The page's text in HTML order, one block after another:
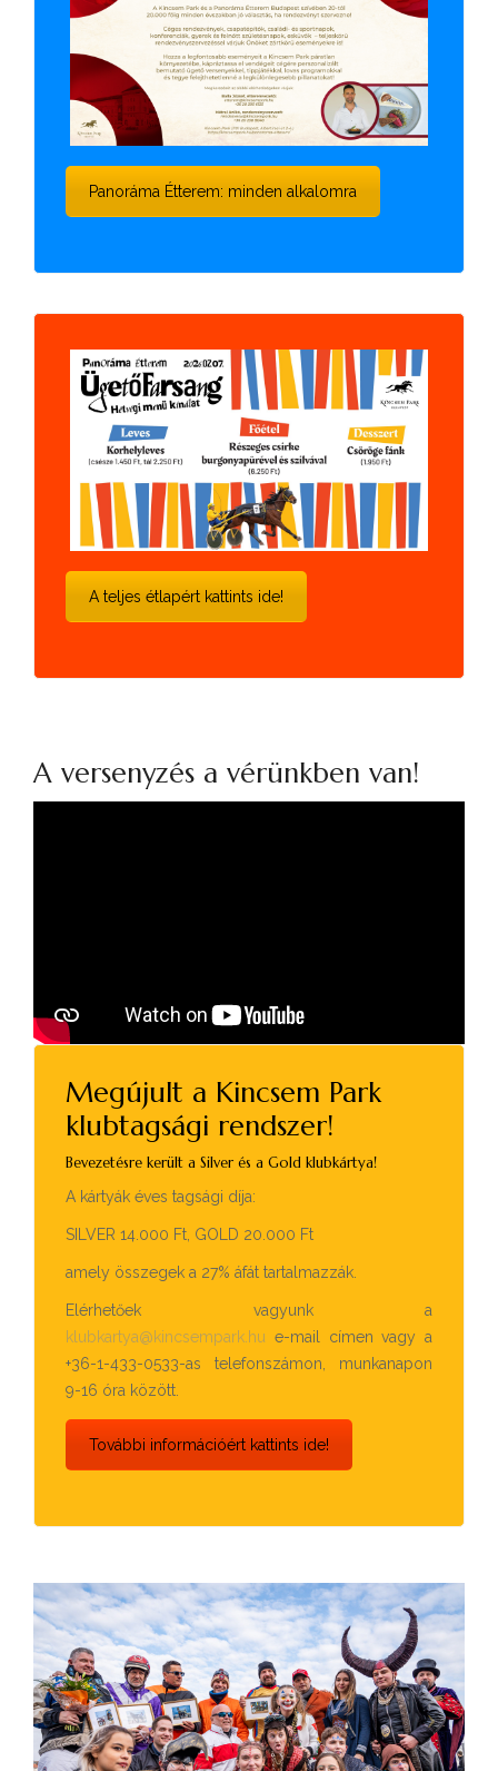
Panoráma Étterem: minden alkalomra
A teljes étlapért kattints ide!
A versenyzés a vérünkben van!
Megújult a Kincsem Park
klubtagsági rendszer!
Bevezetésre került a Silver és a Gold klubkártya!
A kártyák éves tagsági díja:
SILVER 14.000 Ft, GOLD 20.000 Ft
amely összegek a 27% áfát tartalmazzák.
Elérhetőek vagyunk a
klubkartya@kincsempark.hu e-mail címen vagy a
+36-1-433-0533-as telefonszámon, munkanapon
9-16 óra között.
További információért kattints ide!